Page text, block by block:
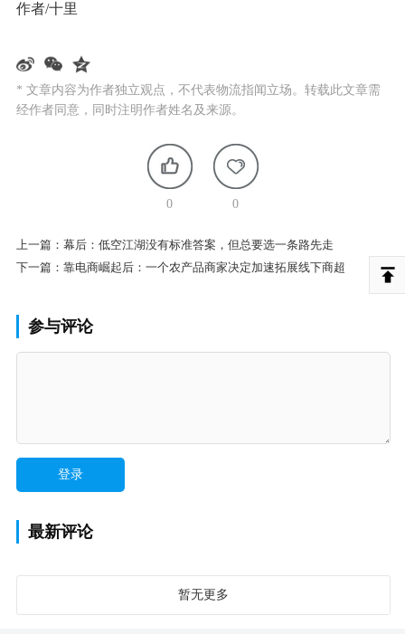
作者/十里
* 文章内容为作者独立观点，不代表物流指闻立场。转载此文章需
经作者同意，同时注明作者姓名及来源。
0 0
上一篇： 幕后：低空江湖没有标准答案，但总要选一条路先走
下一篇： 靠电商崛起后：一个农产品商家决定加速拓展线下商超
参与评论
最新评论
暂无更多